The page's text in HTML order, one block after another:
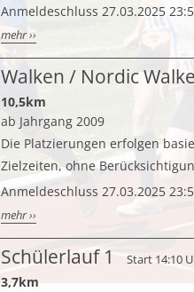
Anmeldeschluss 27.03.2025
mehr ››
Walken / Nordic
10,5km
ab Jahrgang 2009
Die Platzierungen erfolgen
Zielzeiten, ohne
Anmeldeschluss 27.03.2025
mehr ››
Schülerlauf 1 Start 14:10
3,7km